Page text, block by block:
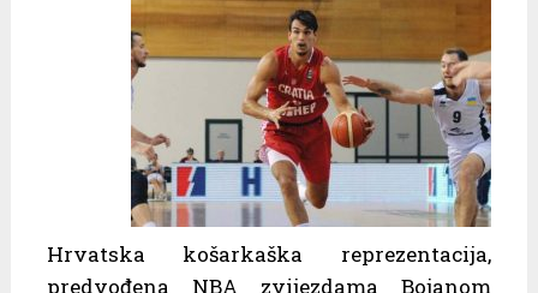
Hrvatska košarkaška reprezentacija,
predvođena NBA zvijezdama Bojanom